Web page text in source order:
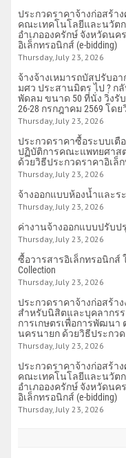
ประกวดราคาจ้างก่อสร้
คณะเทคโนโลยีและนวัต
อำเภอองครักษ์ จังหวัดน
อิเล็กทรอนิกส์ (e-bidding)
Thursday, July 23, 2026
จ้างจ้างเหมารถบัสปรับอ
มศว ประสานมิตร ไป ? ก
พัดลม ขนาด 50 ที่นั่ง วิ่งรั
26-28 กรกฎาคม 2569 โด
Thursday, July 23, 2026
ประกวดราคาซื้อระบบเตื
ปฏิบัติการคณะแพทยศาสต
ด้วยวิธีประกวดราคาอิเล็ก
Thursday, July 23, 2026
จ้างออกแบบห้องน้ำและ
Thursday, July 23, 2026
ค่างานจ้างออกแบบปรับป
Thursday, July 23, 2026
ซื้อวารสารอิเล็กทรอนิกส์ ใ
Collection
Thursday, July 23, 2026
ประกวดราคาจ้างก่อสร้า
สำหรับนิสิตและบุคลากร
การเกษตรเพื่อการพัฒนา
นครนายก ด้วยวิธีประกวด
Thursday, July 23, 2026
ประกวดราคาจ้างก่อสร้
คณะเทคโนโลยีและนวัต
อำเภอองครักษ์ จังหวัดน
อิเล็กทรอนิกส์ (e-bidding)
Thursday, July 23, 2026